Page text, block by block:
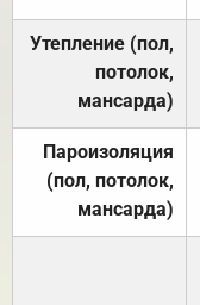
Утепление (пол,
потолок,
мансарда)
Пароизоляция
(пол, потолок,
мансарда)